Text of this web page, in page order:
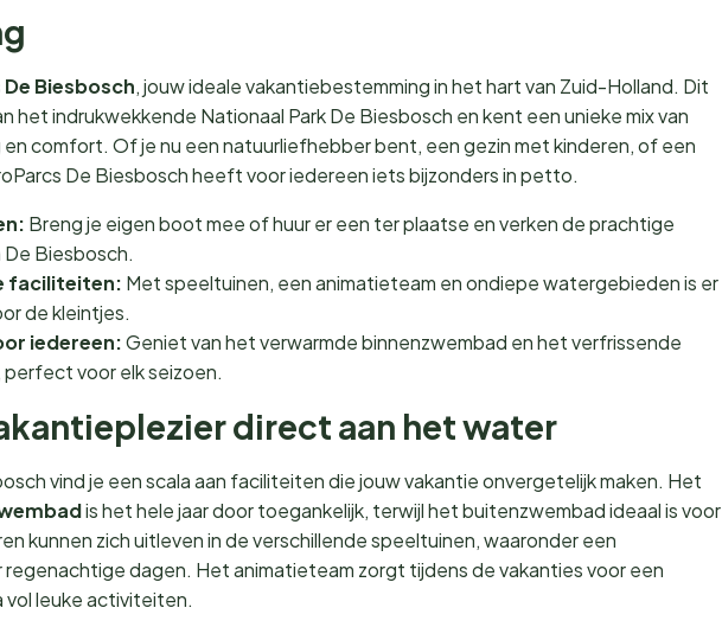
Biesbosch, jouw ideale vakantiebestemming in het hart van Zuid-Holland. Dit
het indrukwekkende Nationaal Park De Biesbosch en kent een unieke mix van
comfort. Of je nu een natuurliefhebber bent, een gezin met kinderen, of een
De Biesbosch heeft voor iedereen iets bijzonders in petto.
Breng je eigen boot mee of huur er een ter plaatse en verken de prachtige
Biesbosch.
faciliteiten: Met speeltuinen, een animatieteam en ondiepe watergebieden is er
de kleintjes.
iedereen:Geniet van het verwarmde binnenzwembad en het verfrissende
voor elk seizoen.
direct aan het water
vind je een scala aan faciliteiten die jouw vakantie onvergetelijk maken. Het
is het hele jaar door toegankelijk, terwijl het buitenzwembad ideaal is voor
kunnen zich uitleven in de verschillende speeltuinen, waaronder een
regenachtige dagen. Het animatieteam zorgt tijdens de vakanties voor een
vol leuke activiteiten.